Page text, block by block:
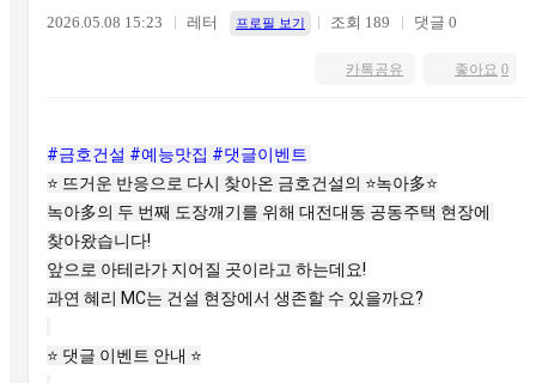
2026.05.08 15:23 레터 프로필 보기 조회 189 댓글 0
좋아요 0
카톡공유
#금호건설 #예능맛집 #댓글이벤트
⭐️ 뜨거운 반응으로 다시 찾아온 금호건설의 ⭐️녹아多⭐️
녹아多의 두 번째 도장깨기를 위해 대전대동 공동주택 현장에
찾아왔습니다!
앞으로 아테라가 지어질 곳이라고 하는데요!
과연 혜리 MC는 건설 현장에서 생존할 수 있을까요?
⭐️ 댓글 이벤트 안내 ⭐️